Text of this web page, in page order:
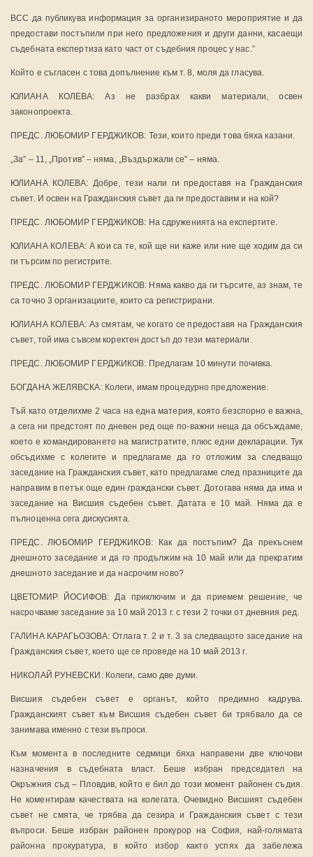
ВСС да публикува информация за организираното мероприятие и да
предостави постъпили при него предложения и други данни, касаещи
съдебната експертиза като част от съдебния процес у нас.”
Който е съгласен с това допълнение към т. 8, моля да гласува.
ЮЛИАНА КОЛЕВА: Аз не разбрах какви материали, освен
законопроекта.
ПРЕДС. ЛЮБОМИР ГЕРДЖИКОВ: Тези, които преди това бяха казани.
„За” – 11, „Против” – няма, „Въздържали се” – няма.
ЮЛИАНА КОЛЕВА: Добре, тези нали ги предоставя на Гражданския
съвет. И освен на Гражданския съвет да ги предоставим и на кой?
ПРЕДС. ЛЮБОМИР ГЕРДЖИКОВ: На сдруженията на експертите.
ЮЛИАНА КОЛЕВА: А кои са те, кой ще ни каже или ние ще ходим да си
ги търсим по регистрите.
ПРЕДС. ЛЮБОМИР ГЕРДЖИКОВ: Няма какво да ги търсите, аз знам, те
са точно 3 организациите, които са регистрирани.
ЮЛИАНА КОЛЕВА: Аз смятам, че когато се предоставя на Гражданския
съвет, той има съвсем коректен достъп до тези материали.
ПРЕДС. ЛЮБОМИР ГЕРДЖИКОВ: Предлагам 10 минути почивка.
БОГДАНА ЖЕЛЯВСКА: Колеги, имам процедурно предложение.
Тъй като отделихме 2 часа на една материя, която безспорно е важна,
а сега ни предстоят по дневен ред още по-важни неща да обсъждаме,
което е командироването на магистратите, плюс едни декларации. Тук
обсъдихме с колегите и предлагаме да го отложим за следващо
заседание на Гражданския съвет, като предлагаме след празниците да
направим в петък още един граждански съвет. Дотогава няма да има и
заседание на Висшия съдебен съвет. Датата е 10 май. Няма да е
пълноценна сега дискусията.
ПРЕДС. ЛЮБОМИР ГЕРДЖИКОВ: Как да постъпим? Да прекъснем
днешното заседание и да го продължим на 10 май или да прекратим
днешното заседание и да насрочим ново?
ЦВЕТОМИР ЙОСИФОВ: Да приключим и да приемем решение, че
насрочваме заседание за 10 май 2013 г. с тези 2 точки от дневния ред.
ГАЛИНА КАРАГЬОЗОВА: Отлага т. 2 и т. 3 за следващото заседание на
Гражданския съвет, което ще се проведе на 10 май 2013 г.
НИКОЛАЙ РУНЕВСКИ: Колеги, само две думи.
Висшия съдебен съвет е органът, който предимно кадрува.
Гражданският съвет към Висшия съдебен съвет би трябвало да се
занимава именно с тези въпроси.
Към момента в последните седмици бяха направени две ключови
назначения в съдебната власт. Беше избран председател на
Окръжния съд – Пловдив, който е бил до този момент районен съдия.
Не коментирам качествата на колегата. Очевидно Висшият съдебен
съвет не смята, че трябва да сезира и Гражданския съвет с тези
въпроси. Беше избран районен прокурор на София, най-голямата
районна прокуратура, в който избор както успях да забележа